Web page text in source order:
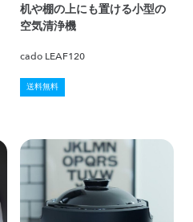
机や棚の上にも置ける小型の
空気清浄機
cado LEAF120
送料無料